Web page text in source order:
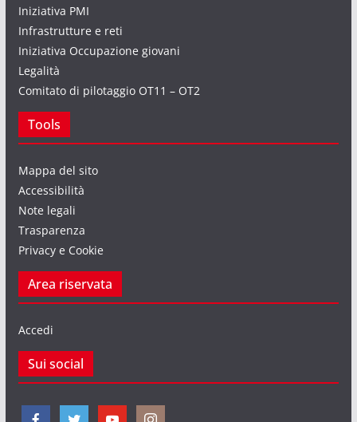
Iniziativa PMI
Infrastrutture e reti
Iniziativa Occupazione giovani
Legalità
Comitato di pilotaggio OT11 – OT2
Tools
Mappa del sito
Accessibilità
Note legali
Trasparenza
Privacy e Cookie
Area riservata
Accedi
Sui social